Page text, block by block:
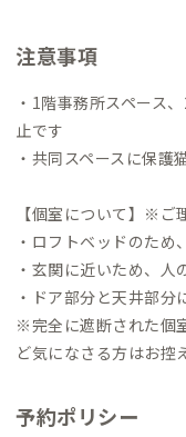
注意事項
・1階事務所スペース
止です
・共同スペースに保護
【個室について】※ご
・ロフトベッドのた
・玄関に近いため、
・ドア部分と天井部分
※完全に遮断された個
ど気になさる方はお控
予約ポリシー